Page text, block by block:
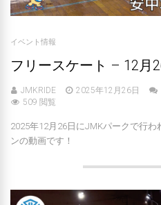
イベント情報
フリースケート – 12月
JMKRIDE 2025年12月26日
509 閲覧
2025年12月26日にJMKパークで行
ンの動画です！